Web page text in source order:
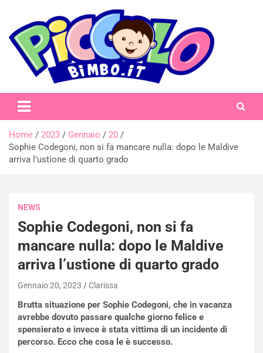
content
piccolobimbo.it
Home 2023 Gennaio
20
Sophie Codegoni, non si fa mancare nulla: dopo le Maldive
arriva l’ustione di quarto grado
NEWS
Sophie Codegoni, non si fa
mancare nulla: dopo le Maldive
arriva l’ustione di quarto grado
Gennaio 20, 2023 Clarissa
Brutta situazione per Sophie Codegoni, che in vacanza
avrebbe dovuto passare qualche giorno felice e
spensierato e invece è stata vittima di un incidente di
percorso. Ecco che cosa le è successo.